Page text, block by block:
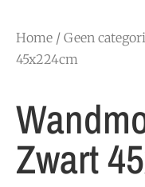
Home / Geen
45x224cm
Zwart